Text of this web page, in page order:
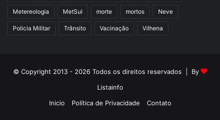
Metereologia MetSul morte mortos Neve
Policia Militar Trânsito Vacinação Vilhena
© Copyright 2013 - 2026 Todos os direitos reservados | By
Listainfo
Inicio
Política de Privacidade Contato